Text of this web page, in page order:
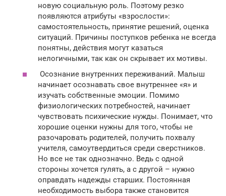
новую социальную роль. Поэтому резко
появляются атрибуты «взрослости»:
самостоятельность, принятие решений, оценка
ситуаций. Причины поступков ребенка не всегда
понятны, действия могут казаться
нелогичными, так как он скрывает их мотивы.
Осознание внутренних переживаний. Малыш
начинает осознавать свое внутреннее «я» и
изучать собственные эмоции. Помимо
физиологических потребностей, начинает
чувствовать психические нужды. Понимает, что
хорошие оценки нужны для того, чтобы не
разочаровать родителей, получить похвалу
учителя, самоутвердиться среди сверстников.
Но все не так однозначно. Ведь с одной
стороны хочется гулять, а с другой – нужно
оправдать надежды старших. Постоянная
необходимость выбора также становится